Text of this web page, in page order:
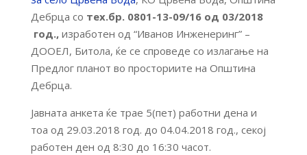
Дебрца со тех.бр. 0801-13-09/16 од 03/2018
год., изработен од “Иванов Инженеринг” –
ДООЕЛ, Битола, ќе се спроведе со излагање на
Предлог планот во просториите на Општина
Дебрца.
Јавната анкета ќе трае 5(пет) работни дена и
тоа од 29.03.2018 год. до 04.04.2018 год., секој
работен ден од 8:30 до 16:30 часот.